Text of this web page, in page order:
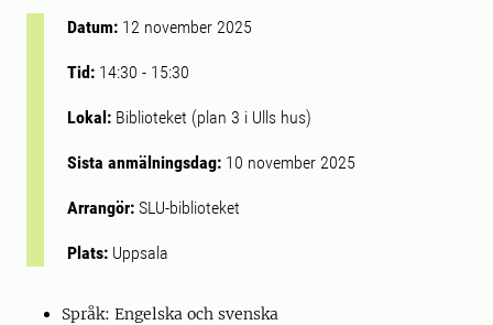
Datum: 12 november 2025
Tid: 14:30 - 15:30
Lokal: Biblioteket (plan 3 i Ulls hus)
Sista anmälningsdag: 10 november 2025
Arrangör: SLU-biblioteket
Plats: Uppsala
Språk: Engelska och svenska